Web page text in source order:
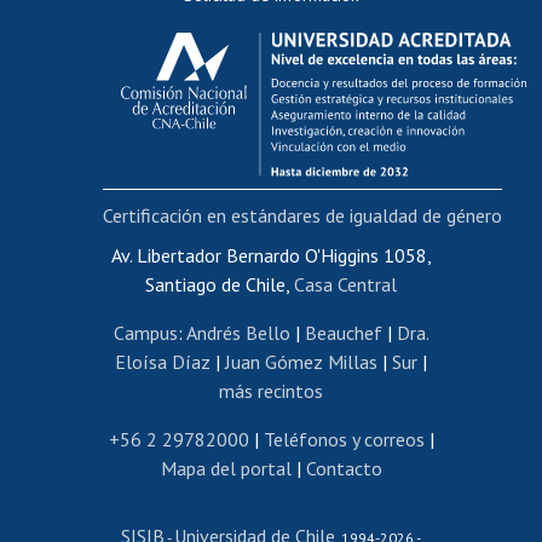
Calificación académica
Postulación al AUCAI
Funcionarias/os
Cursos internos de capacitación
Bienestar del personal
Portal de movilidad interna
Certificado de renta
Certificado de renta honorarios
Editar páginas blancas
Extranjeras/os
Revalidación y reconocimiento de títulos
Postulación al Programa de Movilidad Estudiantil
Cursos de español
Av. Libertador Bernardo O'Higgins 1058,
Santiago de Chile, Casa Central
Campus: Andrés Bello | Beauchef| Dra.
Eloísa Díaz | Juan Gómez Millas | Sur |
más recintos
+56 2 29782000 | Teléfonos y correos |
Mapa del portal| Contacto
SISIB - Universidad de Chile , 1994-2026 -
Certificación en estándares de igualdad de género